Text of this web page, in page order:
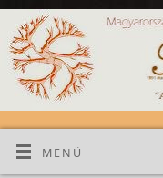
MENÜ